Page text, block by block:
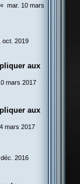
« mar. 10 mars
oct. 2019
aux
mars 2017
aux
mars 2017
2016